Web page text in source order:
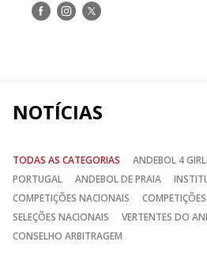
Siga-Siga-Siga-
NOTÍCIAS
TODAS AS CATEGORIAS ANDEBOL 4
PORTUGAL
ANDEBOL DE PRAIA
COMPETIÇÕES NACIONAIS
SELEÇÕES NACIONAIS
VERTENTES DO
CONSELHO ARBITRAGEM